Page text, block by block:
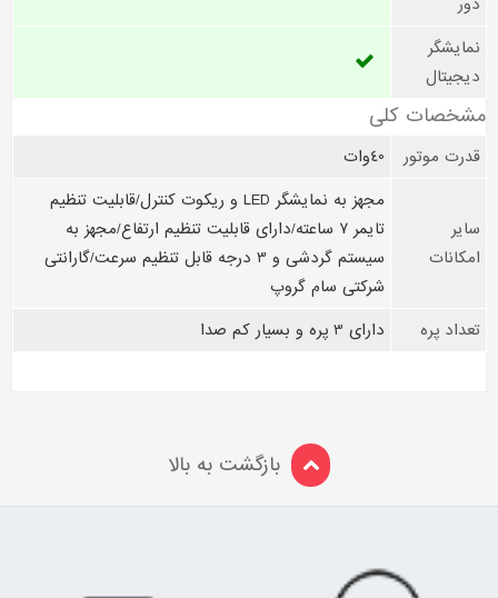
نمایشگر
دیجیتال
مشخصات کلی
قدرت موتور 40وات
سایر
امکانات
مجهز به نمایشگر LED و ریکوت کنترل/قابلیت تنظیم
تایمر 7 ساعته/دارای قابلیت تنظیم ارتفاع/مجهز به
سیستم گردشی و 3 درجه قابل تنظیم سرعت/گارانتی
شرکتی سام گروپ
تعداد پره
دارای 3 پره و بسیار کم صدا
بازگشت به بالا